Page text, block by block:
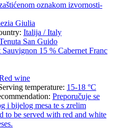
oznakom izvornosti-
Giulia
: Italija / Italy
San Guido
Sauvignon 15 % Cabernet Franc
wine
temperature: 15-18 °C
: Preporučuje se
i bijelog mesa te s zrelim
to be served with red and white